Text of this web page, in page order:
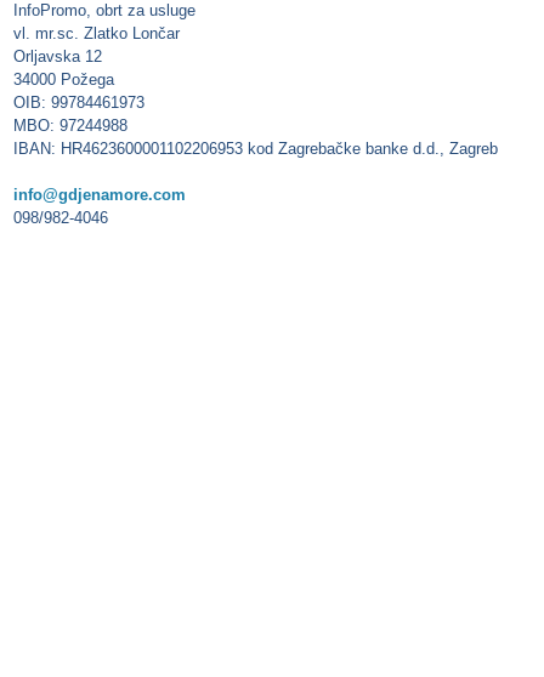
InfoPromo, obrt za usluge
vl. mr.sc. Zlatko Lončar
Orljavska 12
34000 Požega
OIB: 99784461973
MBO: 97244988
IBAN: HR4623600001102206953 kod Zagrebačke banke d.d., Zagreb
info@gdjenamore.com
098/982-4046